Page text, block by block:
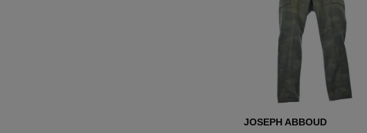
JOSEPH ABBOUD